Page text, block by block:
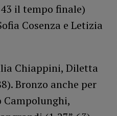
il tempo finale)
Cosenza e Letizia
Chiappini, Diletta
Bronzo anche per
Campolunghi,